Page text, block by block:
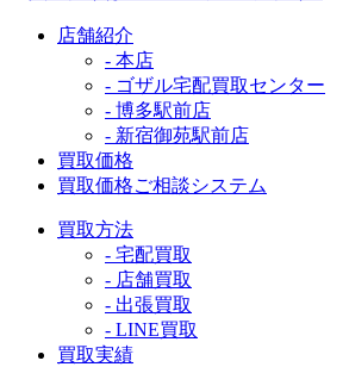
店舗紹介
- 本店
- ゴザル宅配買取センター
- 博多駅前店
- 新宿御苑駅前店
買取価格
買取価格ご相談システム
買取方法
- 宅配買取
- 店舗買取
- 出張買取
- LINE買取
買取実績